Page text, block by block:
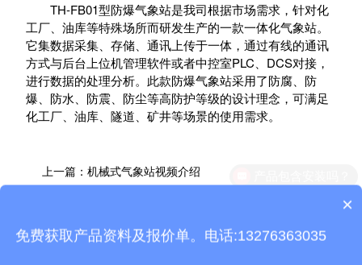
TH-FB01型防爆气象站是我司根据市场需求，针对化
工厂、油库等特殊场所而研发生产的一款一体化气象站。
它集数据采集、存储、通讯上传于一体，通过有线的通讯
方式与后台上位机管理软件或者中控室PLC、DCS对接，
进行数据的处理分析。此款防爆气象站采用了防腐、防
爆、防水、防震、防尘等高防护等级的设计理念，可满足
化工厂、油库、隧道、矿井等场景的使用需求。
上一篇： 机械式气象站视频介绍
质保时间是多久？
×
免费获取产品资料及报价单。电话:13276363035